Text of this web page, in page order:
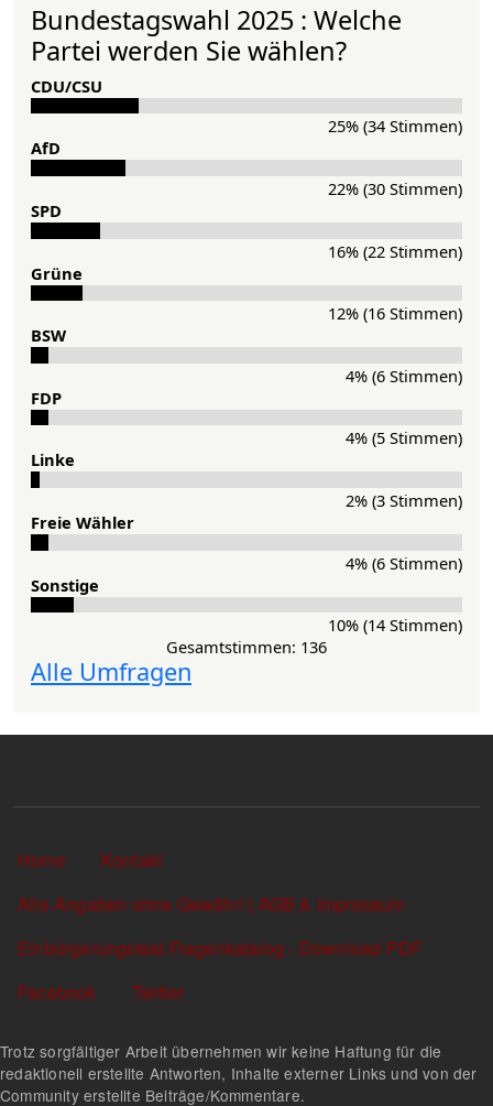
Bundestagswahl 2025 : Welche
Partei werden Sie wählen?
CDU/CSU
25% (34 Stimmen)
AfD
22% (30 Stimmen)
SPD
16% (22 Stimmen)
Grü­ne
12% (16 Stimmen)
BSW
4% (6 Stimmen)
FDP
4% (5 Stimmen)
Lin­ke
2% (3 Stimmen)
Freie Wähler
4% (6 Stimmen)
Sonstige
10% (14 Stimmen)
Gesamtstimmen: 136
Alle Umfragen
Sekundärlinks
Home
Kontakt
Alle Angaben ohne Gewähr! | AGB & Impressum
Einbürgerungstest Fragenkatalog - Download PDF
Facebook
Twitter
Trotz sorgfältiger Arbeit übernehmen wir keine Haftung für die
redaktionell erstellte Antworten, Inhalte externer Links und von der
Community erstellte Beiträge/Kommentare.